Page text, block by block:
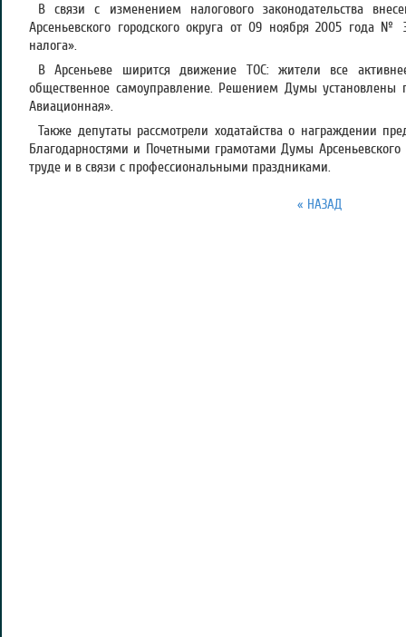
В связи с изменением налогового законодательства
Арсеньевского городского округа от 09 ноября 2005 года №
налога».
В Арсеньеве ширится движение ТОС: жители все
общественное самоуправление. Решением Думы
Авиационная».
Также депутаты рассмотрели ходатайства о награждении
Благодарностями и Почетными грамотами Думы Арсеньевского
труде и в связи с профессиональными праздниками.
« НАЗАД